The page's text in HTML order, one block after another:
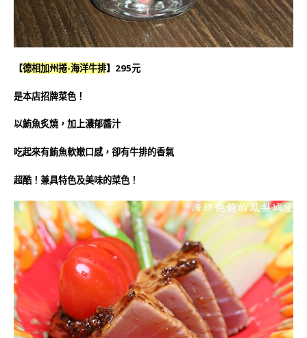
【德相加州捲-海洋牛排】295元
是本店招牌菜色！
以鮪魚炙燒，加上濃郁醬汁
吃起來有鮪魚軟嫩口感，卻有牛排的香氣
超酷！兼具特色及美味的菜色！